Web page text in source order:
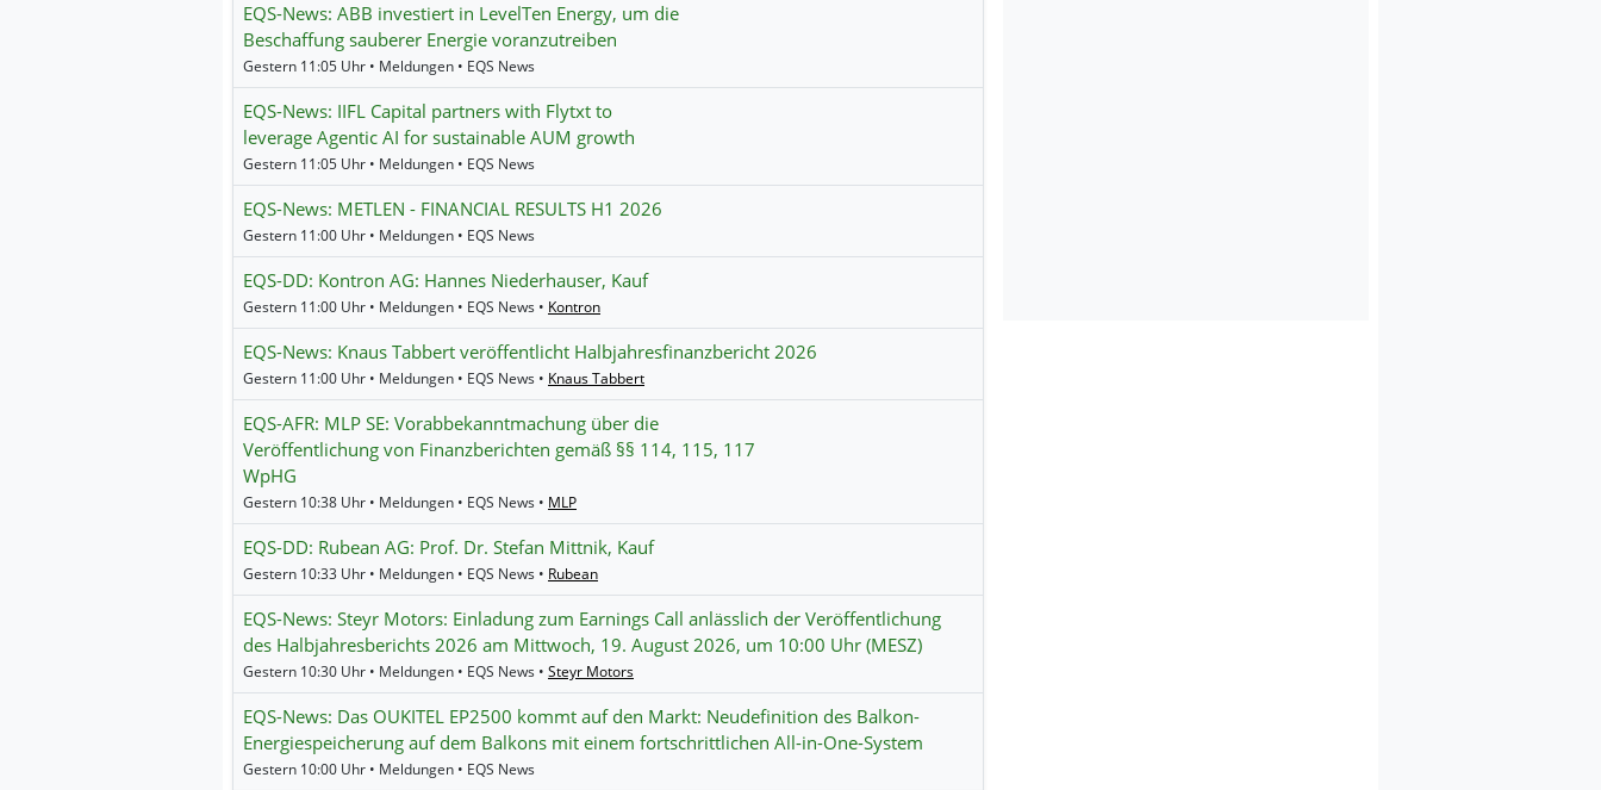
EQS-News: ABB investiert in LevelTen Energy, um die
Beschaffung sauberer Energie voranzutreiben
Gestern 11:05 Uhr • Meldungen • EQS News
EQS-News: IIFL Capital partners with Flytxt to
leverage Agentic AI for sustainable AUM growth
Gestern 11:05 Uhr • Meldungen • EQS News
EQS-News: METLEN - FINANCIAL RESULTS H1 2026
Gestern 11:00 Uhr • Meldungen • EQS News
EQS-DD: Kontron AG: Hannes Niederhauser, Kauf
Gestern 11:00 Uhr • Meldungen • EQS News • Kontron
EQS-News: Knaus Tabbert veröffentlicht Halbjahresfinanzbericht 2026
Gestern 11:00 Uhr • Meldungen • EQS News • Knaus Tabbert
EQS-AFR: MLP SE: Vorabbekanntmachung über die
Veröffentlichung von Finanzberichten gemäß §§ 114, 115, 117
WpHG
Gestern 10:38 Uhr • Meldungen • EQS News • MLP
EQS-DD: Rubean AG: Prof. Dr. Stefan Mittnik, Kauf
Gestern 10:33 Uhr • Meldungen • EQS News • Rubean
EQS-News: Steyr Motors: Einladung zum Earnings Call anlässlich der Veröffentlichung
des Halbjahresberichts 2026 am Mittwoch, 19. August 2026, um 10:00 Uhr (MESZ)
Gestern 10:30 Uhr • Meldungen • EQS News • Steyr Motors
EQS-News: Das OUKITEL EP2500 kommt auf den Markt: Neudefinition des Balkon-
Energiespeicherung auf dem Balkons mit einem fortschrittlichen All-in-One-System
Gestern 10:00 Uhr • Meldungen • EQS News